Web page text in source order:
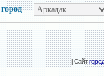
город
| Сайт